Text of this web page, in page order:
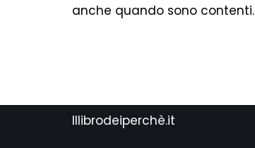
anche quando sono contenti.
Illibrodeiperchè.it